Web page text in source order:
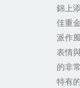
錦上
佳重
派作
表情
的非
特有